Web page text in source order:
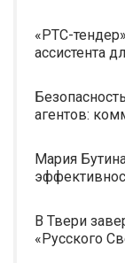
«РТС-
ассистента
агентов:
Мария
В Твери
«Русского